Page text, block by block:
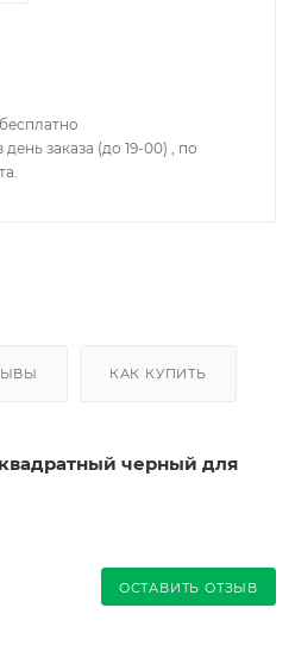
заказа (до 19-00) , по
КАК КУПИТЬ
черный для
ОСТАВИТЬ ОТЗЫВ